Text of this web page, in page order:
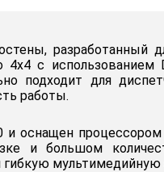
с использованием
подходит для
работы.
оснащен
и большом